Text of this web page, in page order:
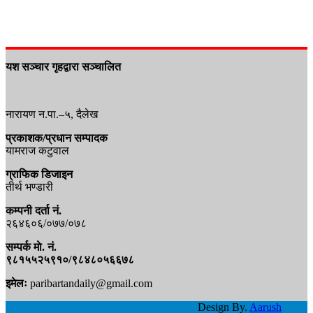
यश सञ्चार गृहद्वारा सञ्चालित
नारायण न.पा.–५, दैलेख
प्रकाशक/प्रधान सम्पादक
यामराज कटुवाल
ग्राफिक डिजाइन
तीर्थ भण्डारी
कम्पनी दर्ता नं.
२६४६०६/०७७/०७८
सम्पर्क माे. नं.
९८१५५२५९१०/९८४८०५६६७८
इमेलः paribartandaily@gmail.com
Design By. Aarush